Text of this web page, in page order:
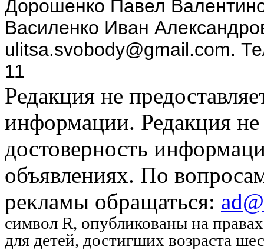
Дорошенко Павел
Василенко Иван
ulitsa.svobody@gmail.com.
11
Редакция не
информации. Редакция не
достоверность
объявлениях. По
рекламы обращаться:
символ R, опубликованы на
для детей, достигших возраста